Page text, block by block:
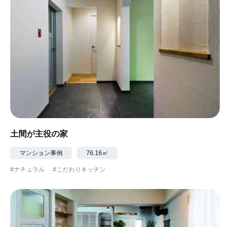
#アンティーク調 #ハンモック
#コンクリート壁 #ガラスブロック
#こだわりキッチン
#作り付けの家具
#ヘリンボーン床
#ふたり暮らし #子育てに優しい
#スローライフ #自宅で仕事
#ガーデニング #下町に暮らす
#眺望最高 #水辺の住まい #緑がいっぱい
土間が主役の家
マンション事例 76.16㎡
#ナチュラル #こだわりキッチン